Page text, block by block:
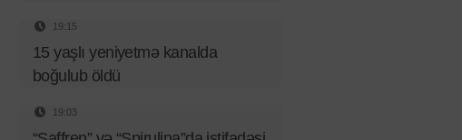
19:15
15 yaşlı yeniyetmə kanalda
boğulub öldü
19:03